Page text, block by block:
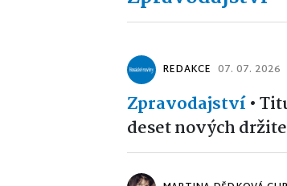
REDAKCE 07. 07. 2026
Zpravodajství•
deset nových